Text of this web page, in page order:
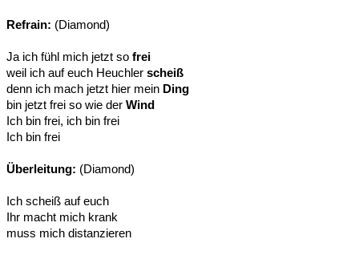
Refrain: (Diamond)
Ja ich fühl mich jetzt so frei
weil ich auf euch Heuchler scheiß
denn ich mach jetzt hier mein Ding
bin jetzt frei so wie der Wind
Ich bin frei, ich bin frei
Ich bin frei
Überleitung: (Diamond)
Ich scheiß auf euch
Ihr macht mich krank
muss mich distanzieren